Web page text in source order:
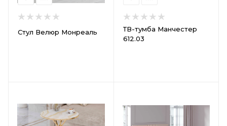
Стул Велюр Монреаль
ТВ-тумба Манчестер
612.03